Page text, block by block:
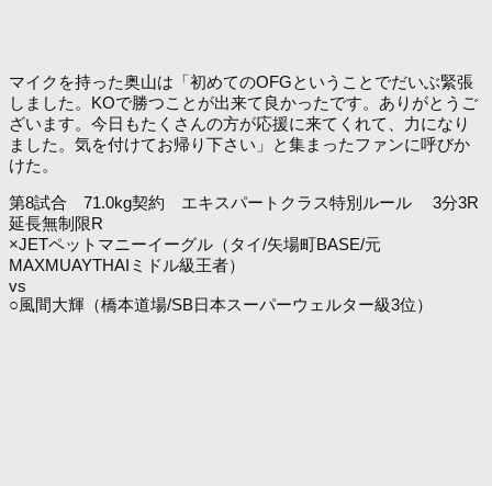
マイクを持った奥山は「初めてのOFGということでだいぶ緊張
しました。KOで勝つことが出来て良かったです。ありがとうご
ざいます。今日もたくさんの方が応援に来てくれて、力になり
ました。気を付けてお帰り下さい」と集まったファンに呼びか
けた。
第8試合 71.0kg契約 エキスパートクラス特別ルール 3分3R
延長無制限R
×JETペットマニーイーグル（タイ/矢場町BASE/元
MAXMUAYTHAIミドル級王者）
vs
○風間大輝（橋本道場/SB日本スーパーウェルター級3位）